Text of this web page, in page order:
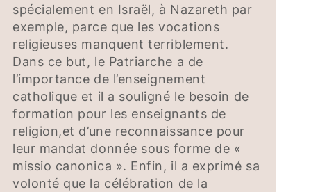
spécialement en Israël, à Nazareth par
exemple, parce que les vocations
religieuses manquent terriblement.
Dans ce but, le Patriarche a de
l’importance de l’enseignement
catholique et il a souligné le besoin de
formation pour les enseignants de
religion,et d’une reconnaissance pour
leur mandat donnée sous forme de «
missio canonica ». Enfin, il a exprimé sa
volonté que la célébration de la